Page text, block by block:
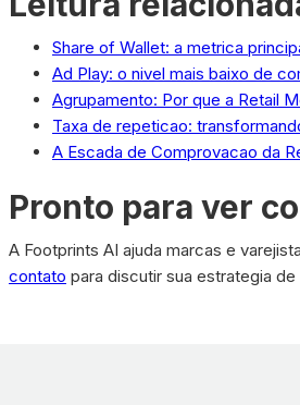
Share of Wallet: a metrica
Ad Play: o nivel mais baixo de
Agrupamento: Por que a Retail
Taxa de repeticao:
A Escada de Comprovacao da
Pronto para ver
A Footprints AI ajuda marcas e
contato para discutir sua estrategia de